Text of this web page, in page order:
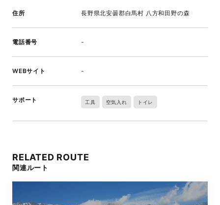
住所 長野県北安曇郡白馬村 八方和田野の森
電話番号 -
WEBサイト -
サポート 工具 空気入れ トイレ
RELATED ROUTE
関連ルート